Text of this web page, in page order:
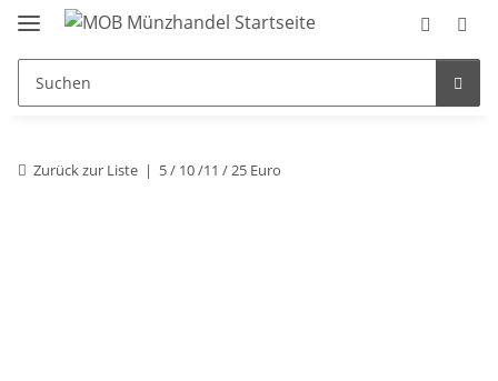
Zurück zur Liste 5 / 10 /11 / 25 Euro